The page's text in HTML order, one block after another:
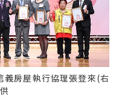
義房屋執行協理張登來(右